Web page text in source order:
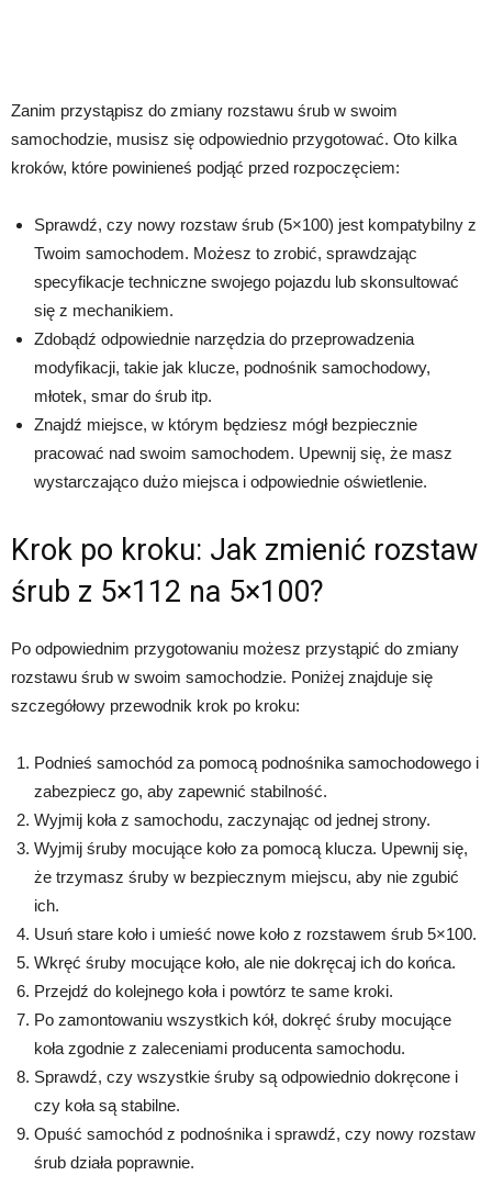
Zanim przystąpisz do zmiany rozstawu śrub w swoim
samochodzie, musisz się odpowiednio przygotować. Oto kilka
kroków, które powinieneś podjąć przed rozpoczęciem:
Sprawdź, czy nowy rozstaw śrub (5×100) jest kompatybilny z
Twoim samochodem. Możesz to zrobić, sprawdzając
specyfikacje techniczne swojego pojazdu lub skonsultować
się z mechanikiem.
Zdobądź odpowiednie narzędzia do przeprowadzenia
modyfikacji, takie jak klucze, podnośnik samochodowy,
młotek, smar do śrub itp.
Znajdź miejsce, w którym będziesz mógł bezpiecznie
pracować nad swoim samochodem. Upewnij się, że masz
wystarczająco dużo miejsca i odpowiednie oświetlenie.
Krok po kroku: Jak zmienić rozstaw
śrub z 5×112 na 5×100?
Po odpowiednim przygotowaniu możesz przystąpić do zmiany
rozstawu śrub w swoim samochodzie. Poniżej znajduje się
szczegółowy przewodnik krok po kroku:
Podnieś samochód za pomocą podnośnika samochodowego i
zabezpiecz go, aby zapewnić stabilność.
Wyjmij koła z samochodu, zaczynając od jednej strony.
Wyjmij śruby mocujące koło za pomocą klucza. Upewnij się,
że trzymasz śruby w bezpiecznym miejscu, aby nie zgubić
ich.
Usuń stare koło i umieść nowe koło z rozstawem śrub 5×100.
Wkręć śruby mocujące koło, ale nie dokręcaj ich do końca.
Przejdź do kolejnego koła i powtórz te same kroki.
Po zamontowaniu wszystkich kół, dokręć śruby mocujące
koła zgodnie z zaleceniami producenta samochodu.
Sprawdź, czy wszystkie śruby są odpowiednio dokręcone i
czy koła są stabilne.
Opuść samochód z podnośnika i sprawdź, czy nowy rozstaw
śrub działa poprawnie.